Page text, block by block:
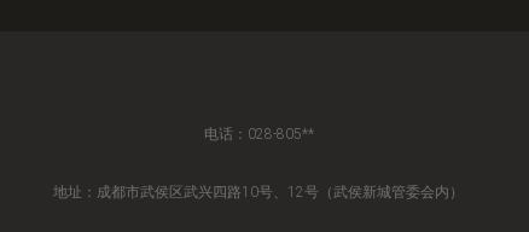
电话：028-805**
地址：成都市武侯区武兴四路10号、12号（武侯新城管委会内）